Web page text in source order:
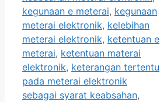
kegunaan e meterai, kegunaan
meterai elektronik, kelebihan
meterai elektronik, ketentuan e
meterai, ketentuan materai
elektronik, keterangan tertentu
pada meterai elektronik
sebagai syarat keabsahan,